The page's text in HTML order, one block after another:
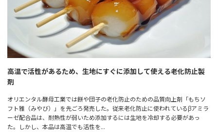
高温で活性があるため、生地にすぐに添加して使える老化防止製
剤
オリエンタル酵母工業では餅や団子の老化防止のための品質向上剤「もちソ
フト雅（みやび）」を先ごろ発売した。従来老化防止に使われているβアミラ
ーゼ配合品は、耐熱性が弱いため添加するには生地を冷却する必要があっ
た。しかし、本品は高温でも活性を…